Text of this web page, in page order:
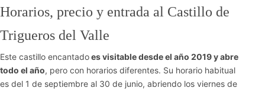
Horarios, precio y entrada al Castillo de
Trigueros del Valle
Este castillo encantadoes visitable desde el año 2019 y abre
todo el año, pero con horarios diferentes. Su horario habitual
es del 1 de septiembre al 30 de junio, abriendo los viernes de